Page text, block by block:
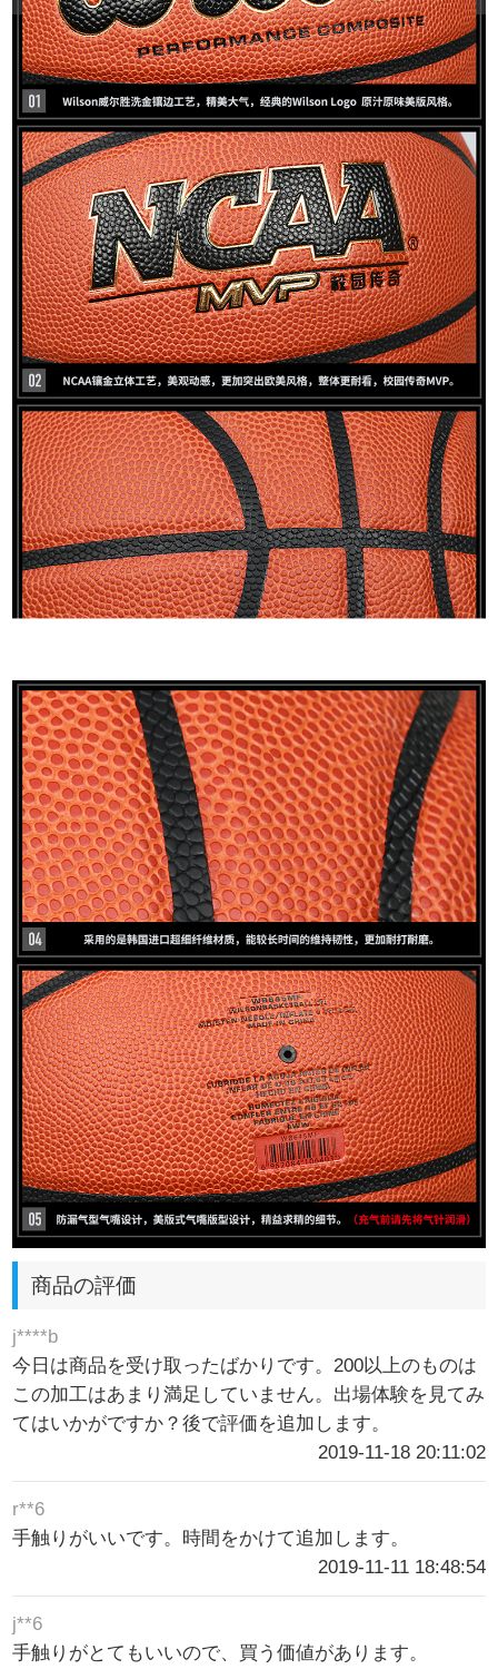
商品の評価
j****b
今日は商品を受け取ったばかりです。200以上のものは
この加工はあまり満足していません。出場体験を見てみ
てはいかがですか？後で評価を追加します。
2019-11-18 20:11:02
r**6
手触りがいいです。時間をかけて追加します。
2019-11-11 18:48:54
j**6
手触りがとてもいいので、買う価値があります。